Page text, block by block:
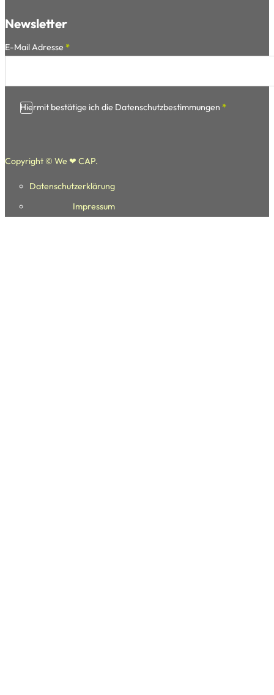
Newsletter
Section
E-Mail Adresse *
Hiermit bestätige ich die Datenschutzbestimmungen *
Copyright © We ❤ CAP.
Datenschutzerklärung
Impressum